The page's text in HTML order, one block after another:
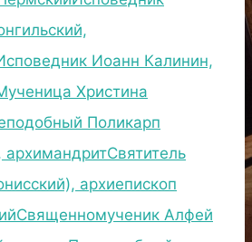
Иоанн Калинин,
Христина
Поликарп
архимандритСвятитель
архиепископ
Священномученик Алфей